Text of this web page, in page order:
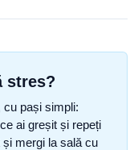
stres?
cu pași simpli:
ai greșit și repeți
mergi la sală cu